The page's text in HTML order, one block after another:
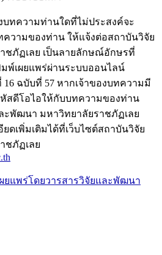
ามท่านใดที่ไม่ประสงค์จะ
วามของท่าน ให้แจ้งต่อสถาบันวิจัย
ชภัฏเลย เป็นลายลักษณ์อักษรที่
พ์เผยแพร่ผ่านระบบออนไลน์
ฉบับที่ 57 หากเจ้าของบทความมี
สดีโอไอให้กับบทความของท่าน
ะพัฒนา มหาวิทยาลัยราชภัฏเลย
ดเพิ่มเติมได้ที่เว็บไซต์สถาบันวิจัย
ชภัฏเลย
ยแพร่โดยวารสารวิจัยและพัฒนา